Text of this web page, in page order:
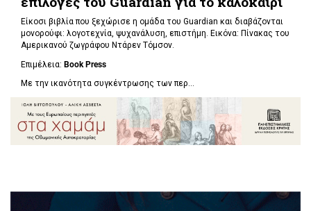
Είκοσι βιβλία που ξεχώρισε η ομάδα του Guardian και διαβάζονται
μονορούφι: λογοτεχνία, ψυχανάλυση, επιστήμη. Εικόνα: Πίνακας του
Αμερικανού ζωγράφου Ντάρεν Τόμσον.
Επιμέλεια: Book Press
Με την ικανότητα συγκέντρωσης των περ...